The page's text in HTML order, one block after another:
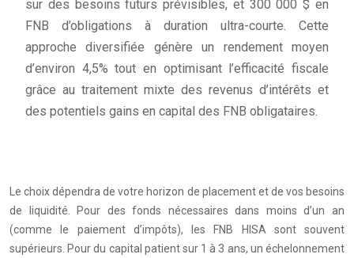
sur des besoins futurs prévisibles, et 300 000 $ en
FNB d’obligations à duration ultra-courte. Cette
approche diversifiée génère un rendement moyen
d’environ 4,5% tout en optimisant l’efficacité fiscale
grâce au traitement mixte des revenus d’intérêts et
des potentiels gains en capital des FNB obligataires.
Le choix dépendra de votre horizon de placement et de vos besoins
de liquidité. Pour des fonds nécessaires dans moins d’un an
(comme le paiement d’impôts), les FNB HISA sont souvent
supérieurs. Pour du capital patient sur 1 à 3 ans, un échelonnement